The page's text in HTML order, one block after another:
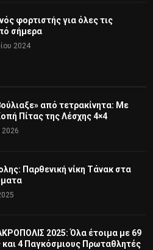
φορτιστής για όλες τις
σήμερα
2024
από τετρακίνητα: Με
Πίτας της Λέσχης 4×4
2026
Παρθενική νίκη Τάνακ στα
2025: Όλα έτοιμα με 69
και 4 Παγκόσμιους Πρωταθλητές